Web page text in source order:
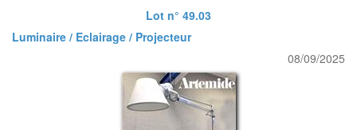
Lot n° 49.03
Luminaire / Eclairage / Projecteur
08/09/2025